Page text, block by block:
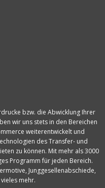
bzw. die Abwicklung Ihrer
wir uns stets in den Bereichen
weiterentwickelt und
des Transfer- und
zu können. Mit mehr als 3000
Programm für jeden Bereich.
Junggesellenabschiede,
mehr.